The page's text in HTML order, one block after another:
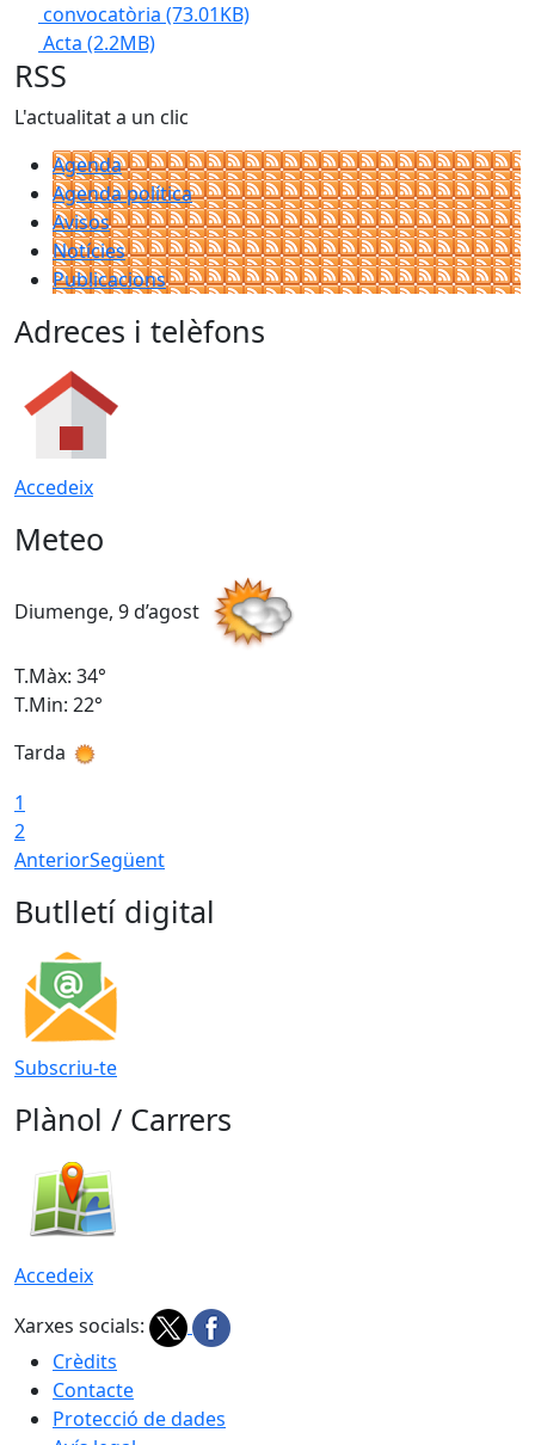
convocatòria (73.01KB)
Acta (2.2MB)
RSS
L'actualitat a un clic
Agenda
Agenda política
Avisos
Notícies
Publicacions
Adreces i telèfons
Accedeix
Meteo
Diumenge, 9 d’agost
T.Màx: 34°
T.Min: 22°
Tarda
1
2
AnteriorSegüent
Butlletí digital
Subscriu-te
Plànol / Carrers
Accedeix
Xarxes socials:
Crèdits
Contacte
Protecció de dades